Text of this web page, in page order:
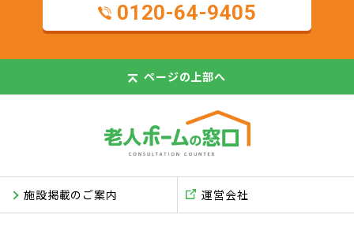
0120-64-9405
ページの上部へ
施設掲載のご案内 運営会社